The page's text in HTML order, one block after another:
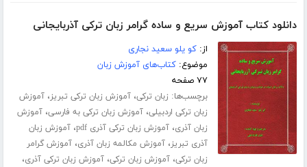
دانلود کتاب آموزش سریع و ساده گرامر زبان ترکی آذربایجانی
از:کو یلو سعید نجاری
موضوع:کتاب‌های آموزش زبان
۷۷ صفحه
برچسب‌ها: زبان ترکی،آموزش زبان ترکی تبریز،آموزش
زبان ترکی اردبیلی،آموزش زبان ترکی به فارسی،آموزش
زبان آذری،آموزش زبان ترکی آذری pdf ،آموزش زبان
آذری تبریز،آموزش مکالمه زبان آذری،آموزش گرامر
زبان ترکی،آموزش زبان ترکی،آموزش زبان ترکی آذری،